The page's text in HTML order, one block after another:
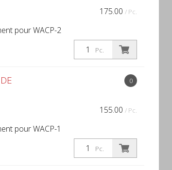
175.00 / Pc.
Pc.
pour WACP-2
0
155.00 / Pc.
Pc.
pour WACP-1